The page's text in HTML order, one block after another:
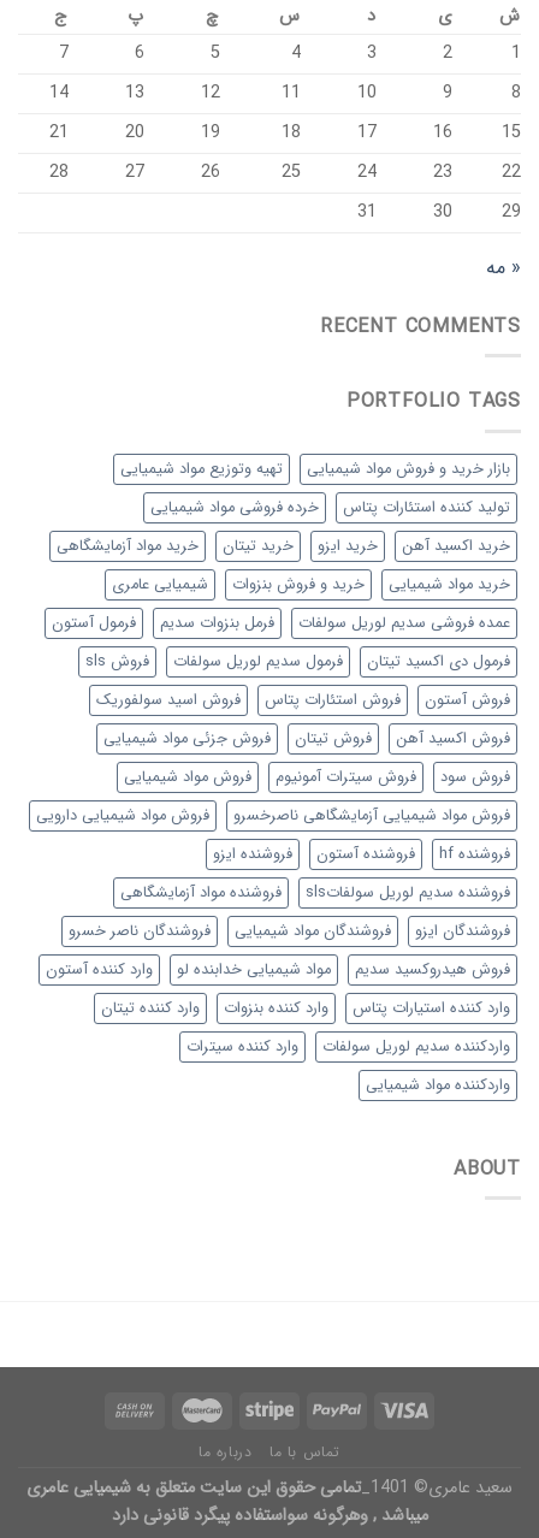
ش ی د س چ پ
ج
1
2
3
4
5
6
7
8
9
10
11
12
13
14
15
16
17
18
19
20
21
22
23
24
25
26
27
28
29
30
31
« مه
RECENT COMMENTS
PORTFOLIO TAGS
بازار خرید و فروش مواد شیمیایی
تهیه وتوزیع مواد شیمیایی
تولید کننده استئارات پتاس
خرده فروشی مواد شیمیایی
خرید اکسید آهن
خرید ایزو خرید تیتان
خرید مواد آزمایشگاهی
خرید مواد شیمیایی
خرید و فروش بنزوات
شیمیایی عامری
عمده فروشی سدیم لوریل سولفات
فرمل بنزوات سدیم
فرمول آستون
فرمول دی اکسید تیتان
فرمول سدیم لوریل سولفات
فروش sls
فروش آستون
فروش استئارات پتاس
فروش اسید سولفوریک
فروش اکسید آهن
فروش تیتان
فروش جزئی مواد شیمیایی
فروش سود
فروش سیترات آمونیوم
فروش مواد شیمیایی
فروش مواد شیمیایی آزمایشگاهی ناصرخسرو
فروش مواد شیمیایی دارویی
فروشنده hf
فروشنده آستون
فروشنده ایزو
فروشنده سدیم لوریل سولفاتsls
فروشنده مواد آزمایشگاهی
فروشندگان ایزو
فروشندگان مواد شیمیایی
فروشندگان ناصر خسرو
فروش هیدروکسید سدیم
مواد شیمیایی خدابنده لو
وارد کننده آستون
وارد کننده استیارات پتاس
وارد کننده بنزوات
وارد کننده تیتان
واردکننده سدیم لوریل سولفات
وارد کننده سیترات
واردکننده مواد شیمیایی
ABOUT
تماس با ما درباره ما
سعید عامری© 1401_
تمامی حقوق این سایت متعلق به شیمیایی عامری
میباشد , وهرگونه سواستفاده پیگرد قانونی دارد